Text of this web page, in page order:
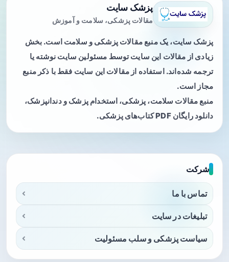
پزشک سایت
مقالات پزشکی، سلامت و آموزش
پزشک سایت، یک منبع مقالات پزشکی و سلامت است. بخش
زیادی از مقالات این سایت توسط مسئولین سایت نوشته یا
ترجمه شده‌اند. استفاده از مقالات این سایت فقط با ذکر منبع
مجاز است.
منبع مقالات سلامت، پزشکی، استخدام پزشک و دندانپزشک،
دانلود رایگان PDF کتاب‌های پزشکی.
شرکت
تماس با ما
تبلیغات در سایت
سیاست پزشکی و سلب مسئولیت